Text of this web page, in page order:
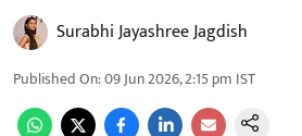
Surabhi Jayashree Jagdish
Published On:09 Jun 2026, 2:15 pm IST